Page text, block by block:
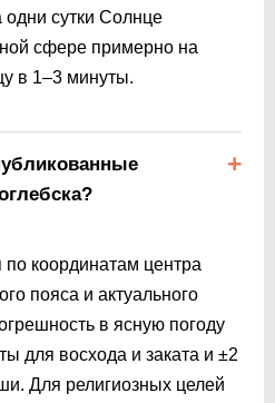
сутки Солнце
сфере примерно на
в 1–3 минуты.
координатам центра
пояса и актуального
в ясную погоду
для восхода и заката и ±2
Для религиозных целей